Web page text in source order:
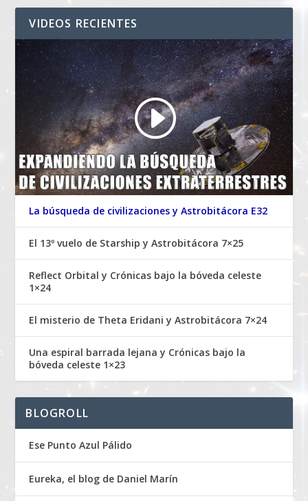
VIDEOS RECIENTES
La búsqueda de civilizaciones y Astrobitácora E32
El 13º vuelo de Starship y Astrobitácora 7×25
Reflect Orbital y Crónicas bajo la bóveda celeste
1×24
El misterio de Theta Eridani y Astrobitácora 7×24
Una espiral barrada lejana y Crónicas bajo la
bóveda celeste 1×23
BLOGROLL
Ese Punto Azul Pálido
Eureka, el blog de Daniel Marín